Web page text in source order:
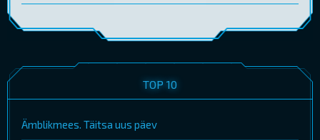
TOP 10
Ämblikmees. Täitsa uus päev